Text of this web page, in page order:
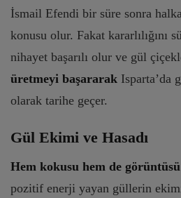
İsmail Efendi bir süre sonra
konusu olur. Fakat kararlılığını
nihayet başarılı olur ve gül
üretmeyi başararak Isparta’da
olarak tarihe geçer.
Gül Ekimi ve Hasadı
Hem kokusu hem de görüntüsü
pozitif enerji yayan güllerin